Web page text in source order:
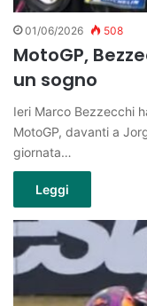
01/06/2026 508
MotoGP,
un sogno
Ieri Marco Bezzecchi
MotoGP, davanti a
giornata…
Leggi